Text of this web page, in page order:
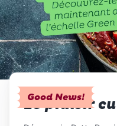
Good News!
Le plaisir